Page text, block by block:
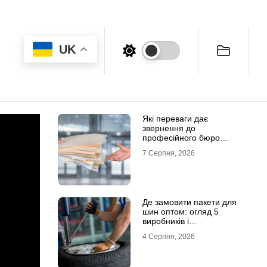
UK
Які переваги дає
звернення до
професійного бюро
7 Серпня, 2026
Де замовити пакети для
шин оптом: огляд 5
виробників і
4 Серпня, 2026